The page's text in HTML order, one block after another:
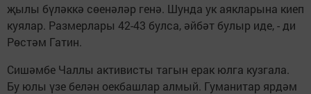
җылы бүләккә сөенәләр генә. Шунда ук аякларына киеп
куялар. Размерлары 42-43 булса, әйбәт булыр иде, - ди
Рөстәм Гатин.
Сишәмбе Чаллы активисты тагын ерак юлга кузгала.
Бу юлы үзе белән оекбашлар алмый. Гуманитар ярдәм